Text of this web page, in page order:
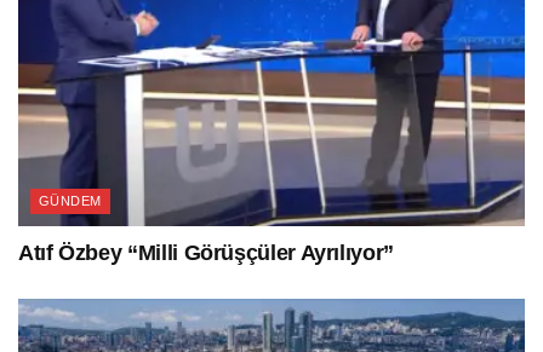
GÜNDEM
Atıf Özbey “Milli Görüşçüler Ayrılıyor”